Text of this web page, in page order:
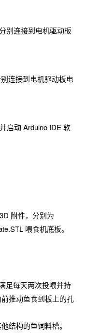
别连接到电机驱动板
连接到电机驱动板电
启动 Arduino IDE 软
附件，分别为
喂食机底板。
足每天两次投喂并持
推动鱼食到板上的孔
结构的鱼饲料槽。